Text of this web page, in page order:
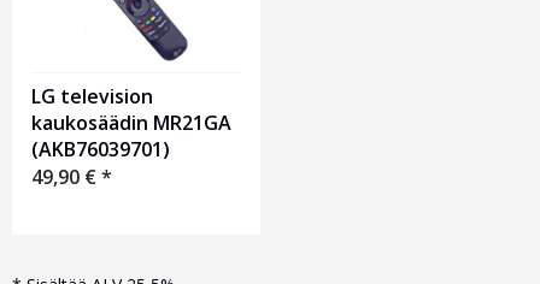
LG television
kaukosäädin MR21GA
(AKB76039701)
49,90 €*